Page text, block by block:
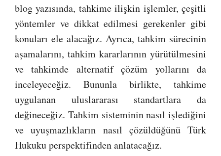
blog yazısında, tahkime ilişkin işlemler, çeşitli
yöntemler ve dikkat edilmesi gerekenler gibi
konuları ele alacağız. Ayrıca, tahkim sürecinin
aşamalarını, tahkim kararlarının yürütülmesini
ve tahkimde alternatif çözüm yollarını da
inceleyeceğiz. Bununla birlikte, tahkime
uygulanan uluslararası standartlara da
değineceğiz. Tahkim sisteminin nasıl işlediğini
ve uyuşmazlıkların nasıl çözüldüğünü Türk
Hukuku perspektifinden anlatacağız.